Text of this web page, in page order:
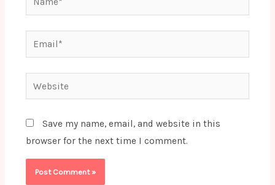
Email*
Website
Save my name, email, and website in this
browser for the next time I comment.